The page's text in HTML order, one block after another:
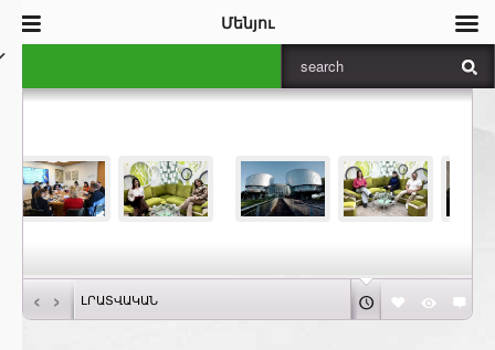
‹ › ԼՐԱՏՎԱԿԱՆ
Մենյու